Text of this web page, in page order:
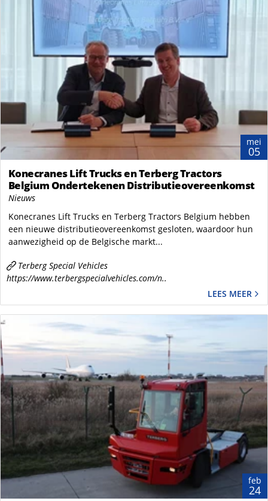
mei
05
Konecranes Lift Trucks en Terberg Tractors
Belgium Ondertekenen Distributieovereenkomst
Nieuws
Konecranes Lift Trucks en Terberg Tractors Belgium hebben
een nieuwe distributieovereenkomst gesloten, waardoor hun
aanwezigheid op de Belgische markt...
Terberg Special Vehicles
https://www.terbergspecialvehicles.com/n..
LEES MEER
feb
24